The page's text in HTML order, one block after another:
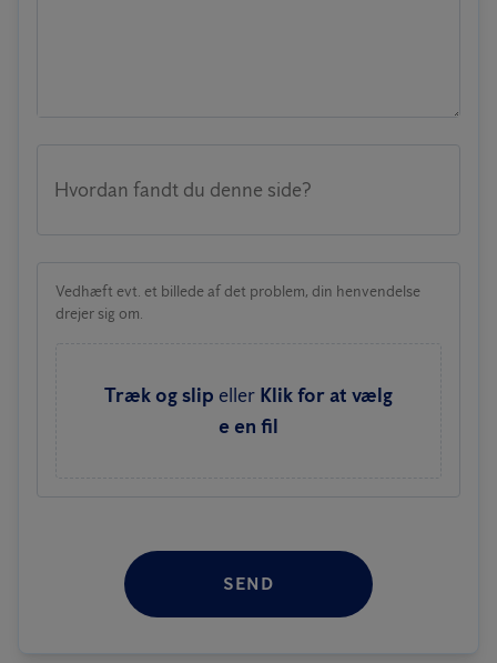
Hvordan fandt du denne side?
Vedhæft evt. et billede af det problem, din henvendelse
drejer sig om.
Træk og slip eller Klik for at vælg
e en fil
SEND